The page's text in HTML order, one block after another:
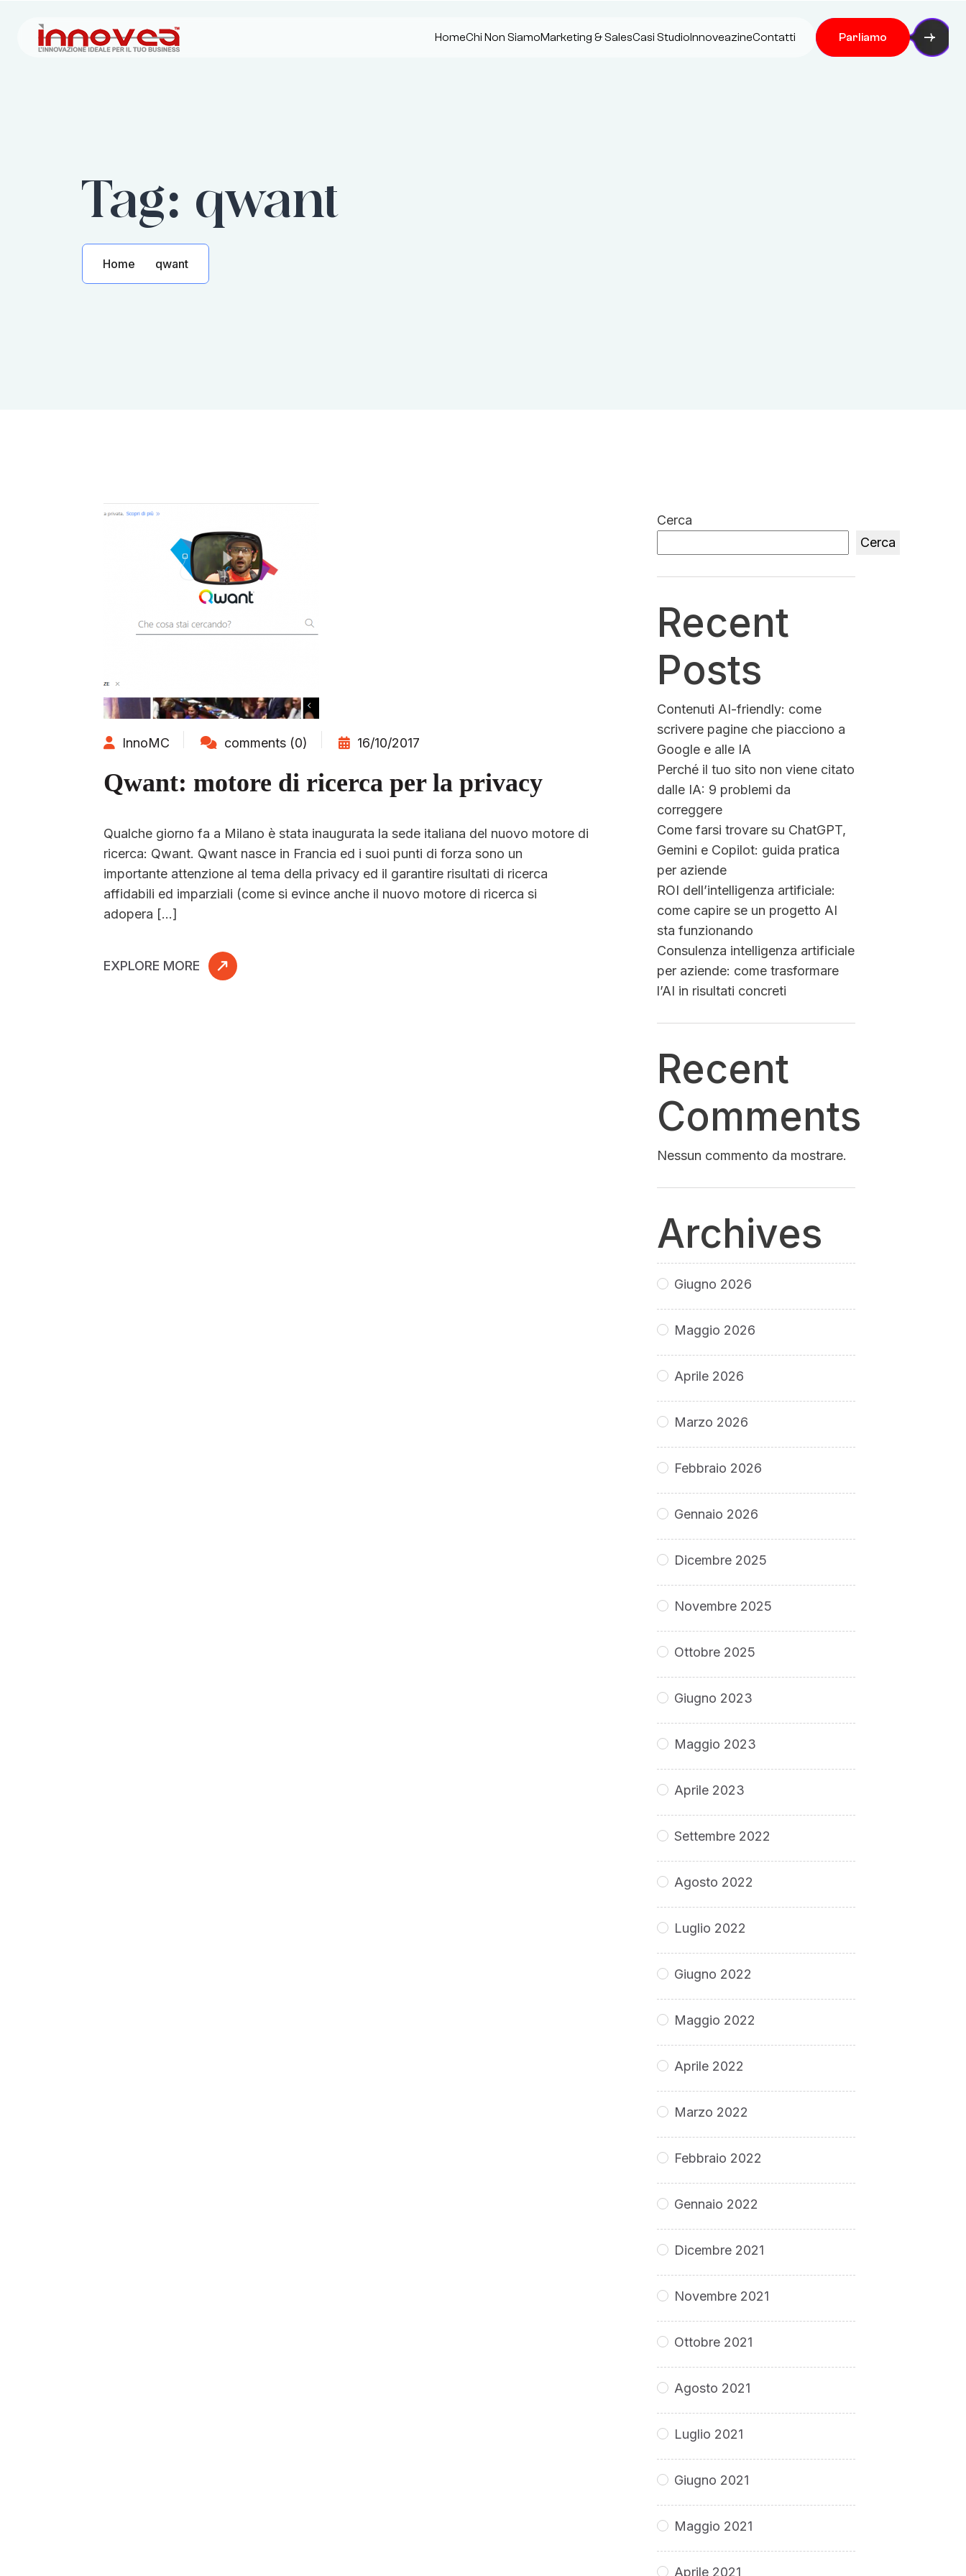
HomeChi Non SiamoMarketing & SalesCasi StudioInnoveazineContatti Parliamo
Tag: qwant
Home qwant
InnoMC comments (0) 16/10/2017
Qwant: motore di ricerca per la privacy
Qualche giorno fa a Milano è stata inaugurata la sede italiana del nuovo motore di
ricerca: Qwant. Qwant nasce in Francia ed i suoi punti di forza sono un
importante attenzione al tema della privacy ed il garantire risultati di ricerca
affidabili ed imparziali (come si evince anche il nuovo motore di ricerca si
adopera […]
EXPLORE MORE
Cerca
Cerca
Recent
Posts
Contenuti AI-friendly: come
scrivere pagine che piacciono a
Google e alle IA
Perché il tuo sito non viene citato
dalle IA: 9 problemi da
correggere
Come farsi trovare su ChatGPT,
Gemini e Copilot: guida pratica
per aziende
ROI dell’intelligenza artificiale:
come capire se un progetto AI
sta funzionando
Consulenza intelligenza artificiale
per aziende: come trasformare
l’AI in risultati concreti
Recent
Comments
Nessun commento da mostrare.
Archives
Giugno 2026
Maggio 2026
Aprile 2026
Marzo 2026
Febbraio 2026
Gennaio 2026
Dicembre 2025
Novembre 2025
Ottobre 2025
Giugno 2023
Maggio 2023
Aprile 2023
Settembre 2022
Agosto 2022
Luglio 2022
Giugno 2022
Maggio 2022
Aprile 2022
Marzo 2022
Febbraio 2022
Gennaio 2022
Dicembre 2021
Novembre 2021
Ottobre 2021
Agosto 2021
Luglio 2021
Giugno 2021
Maggio 2021
Aprile 2021